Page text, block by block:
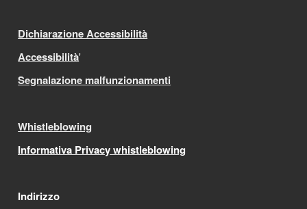
Dichiarazione Accessibilità
Accessibilità'
Segnalazione malfunzionamenti
Whistleblowing
Informativa Privacy whistleblowing
Indirizzo